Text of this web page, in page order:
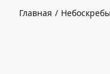
Главная